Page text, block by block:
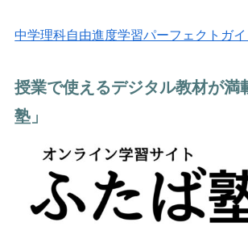
中学理科自由進度学習パーフェクトガイ
授業で使えるデジタル教材が満
塾」